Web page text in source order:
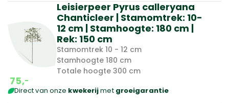
Leisierpeer Pyrus calleryana
Chanticleer | Stamomtrek: 10-
12 cm | Stamhoogte: 180 cm |
Rek: 150 cm
Stamomtrek 10 - 12 cm
Stamhoogte 180 cm
Totale hoogte 300 cm
75,-
Direct van onze kwekerijmet groeigarantie